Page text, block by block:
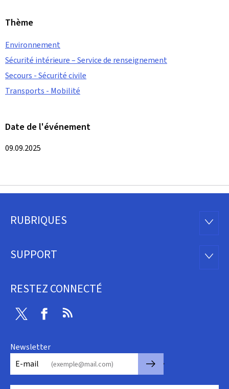
Thème
Environnement
Sécurité intérieure – Service de renseignement
Secours - Sécurité civile
Transports - Mobilité
Date de l'événement
09.09.2025
Pied
page
RUBRIQUES
SUPPORT
RESTEZ CONNECTÉ
Twitter Facebook
Newsletter
E-mail
🡒